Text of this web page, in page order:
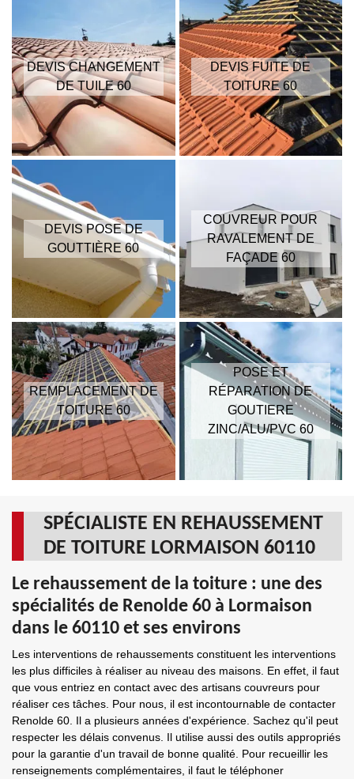
DEVIS CHANGEMENT
DE TUILE 60
DEVIS FUITE DE
TOITURE 60
DEVIS POSE DE
GOUTTIÈRE 60
COUVREUR POUR
RAVALEMENT DE
FAÇADE 60
REMPLACEMENT DE
TOITURE 60
POSE ET
RÉPARATION DE
GOUTIERE
ZINC/ALU/PVC 60
SPÉCIALISTE EN REHAUSSEMENT
DE TOITURE LORMAISON 60110
Le rehaussement de la toiture : une des
spécialités de Renolde 60 à Lormaison
dans le 60110 et ses environs
Les interventions de rehaussements constituent les interventions
les plus difficiles à réaliser au niveau des maisons. En effet, il faut
que vous entriez en contact avec des artisans couvreurs pour
réaliser ces tâches. Pour nous, il est incontournable de contacter
Renolde 60. Il a plusieurs années d'expérience. Sachez qu'il peut
respecter les délais convenus. Il utilise aussi des outils appropriés
pour la garantie d'un travail de bonne qualité. Pour recueillir les
renseignements complémentaires, il faut le téléphoner